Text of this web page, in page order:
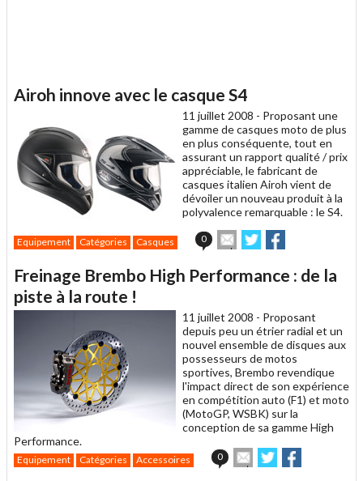
Airoh innove avec le casque S4
11 juillet 2008 - Proposant une
gamme de casques moto de plus
en plus conséquente, tout en
assurant un rapport qualité / prix
appréciable, le fabricant de
casques italien Airoh vient de
dévoiler un nouveau produit à la
polyvalence remarquable : le S4.
Equipement Catégories Casques 0
Envoyer
cet
à
Partager
sur sur
Freinage Brembo High Performance : de la
piste à la route !
11 juillet 2008 - Proposant
depuis peu un étrier radial et un
nouvel ensemble de disques aux
possesseurs de motos
sportives, Brembo revendique
l'impact direct de son expérience
en compétition auto (F1) et moto
(MotoGP, WSBK) sur la
conception de sa gamme High
Performance.
Equipement Catégories Accessoires 0
Envoyer
cet
Partager
sur sur